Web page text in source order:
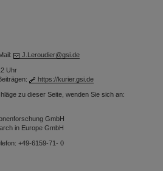
J.Leroudier@gsi.de
Uhr
https://kurier.gsi.de
zu dieser Seite, wenden Sie sich an:
GmbH
in Europe GmbH
+49-6159-71- 0